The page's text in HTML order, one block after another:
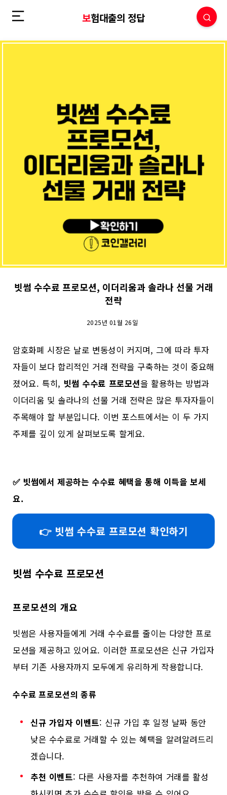
보험대출의 정답
빗썸 수수료 프로모션, 이더리움과 솔라나 선물 거래
전략
2025년 01월 26일
암호화폐 시장은 날로 변동성이 커지며, 그에 따라 투자
자들이 보다 합리적인 거래 전략을 구축하는 것이 중요해
졌어요. 특히, 빗썸 수수료 프로모션을 활용하는 방법과
이더리움 및 솔라나의 선물 거래 전략은 많은 투자자들이
주목해야 할 부분입니다. 이번 포스트에서는 이 두 가지
주제를 깊이 있게 살펴보도록 할게요.
✅ 빗썸에서 제공하는 수수료 혜택을 통해 이득을 보세
요.
👉 빗썸 수수료 프로모션 확인하기
빗썸 수수료 프로모션
프로모션의 개요
빗썸은 사용자들에게 거래 수수료를 줄이는 다양한 프로
모션을 제공하고 있어요. 이러한 프로모션은 신규 가입자
부터 기존 사용자까지 모두에게 유리하게 작용합니다.
수수료 프로모션의 종류
신규 가입자 이벤트: 신규 가입 후 일정 날짜 동안
낮은 수수료로 거래할 수 있는 혜택을 알려알려드리
겠습니다.
추천 이벤트: 다른 사용자를 추천하여 거래를 활성